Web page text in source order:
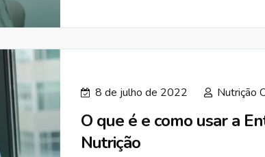
8 de julho de 2022 Nutrição
O que é e como usar a
Nutrição